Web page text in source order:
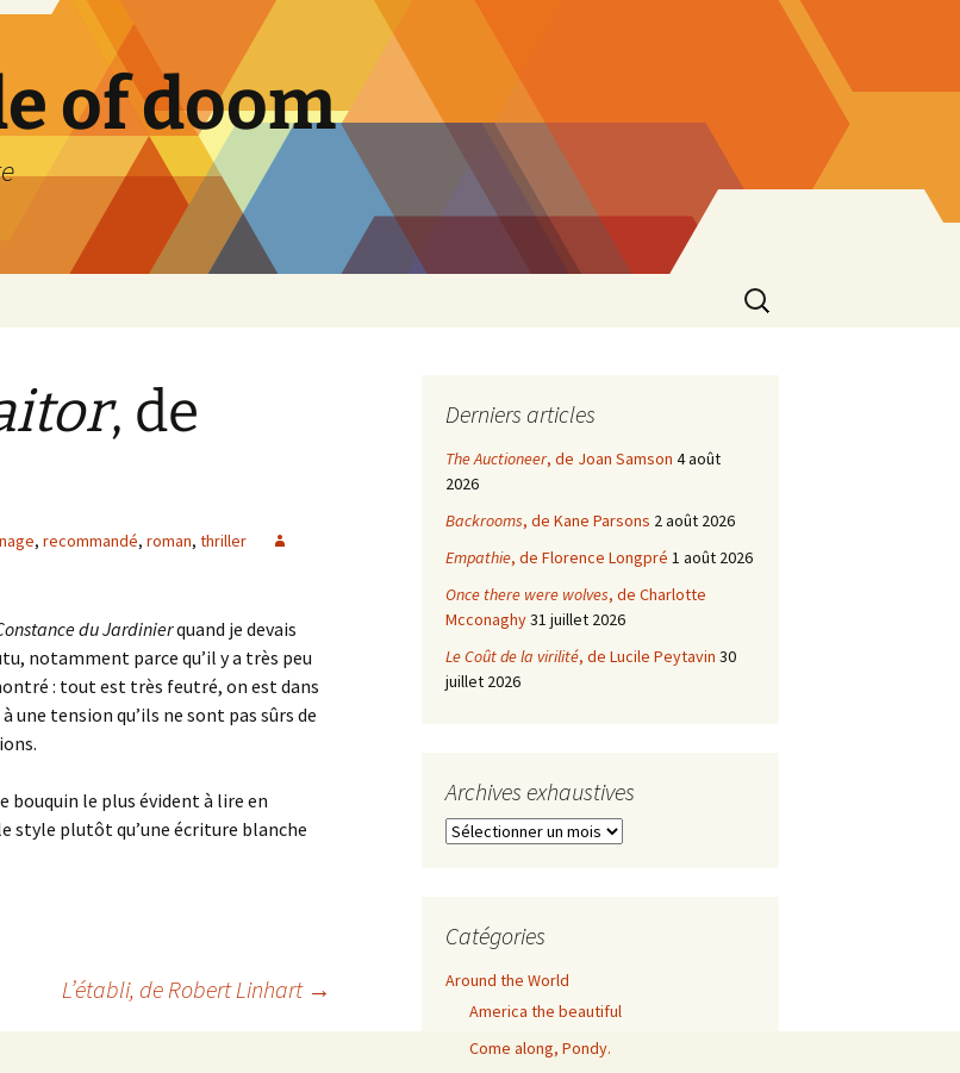
of doom
Rechercher :
, de
, recommandé, roman, thriller
du Jardinierquand je devais
notamment parce qu’il y a très peu
: tout est très feutré, on est dans
une tension qu’ils ne sont pas sûrs de
bouquin le plus évident à lire en
style plutôt qu’une écriture blanche
L’établi, de Robert Linhart →
Derniers articles
The Auctioneer, de Joan Samson 4 août
2026
Backrooms, de Kane Parsons 2 août 2026
Empathie, de Florence Longpré 1 août 2026
Once there were wolves, de Charlotte
Mcconaghy31 juillet 2026
Le Coût de la virilité, de Lucile Peytavin 30
juillet 2026
Archives exhaustives
Archives
Catégories
Around the World
America the beautiful
Come along, Pondy.